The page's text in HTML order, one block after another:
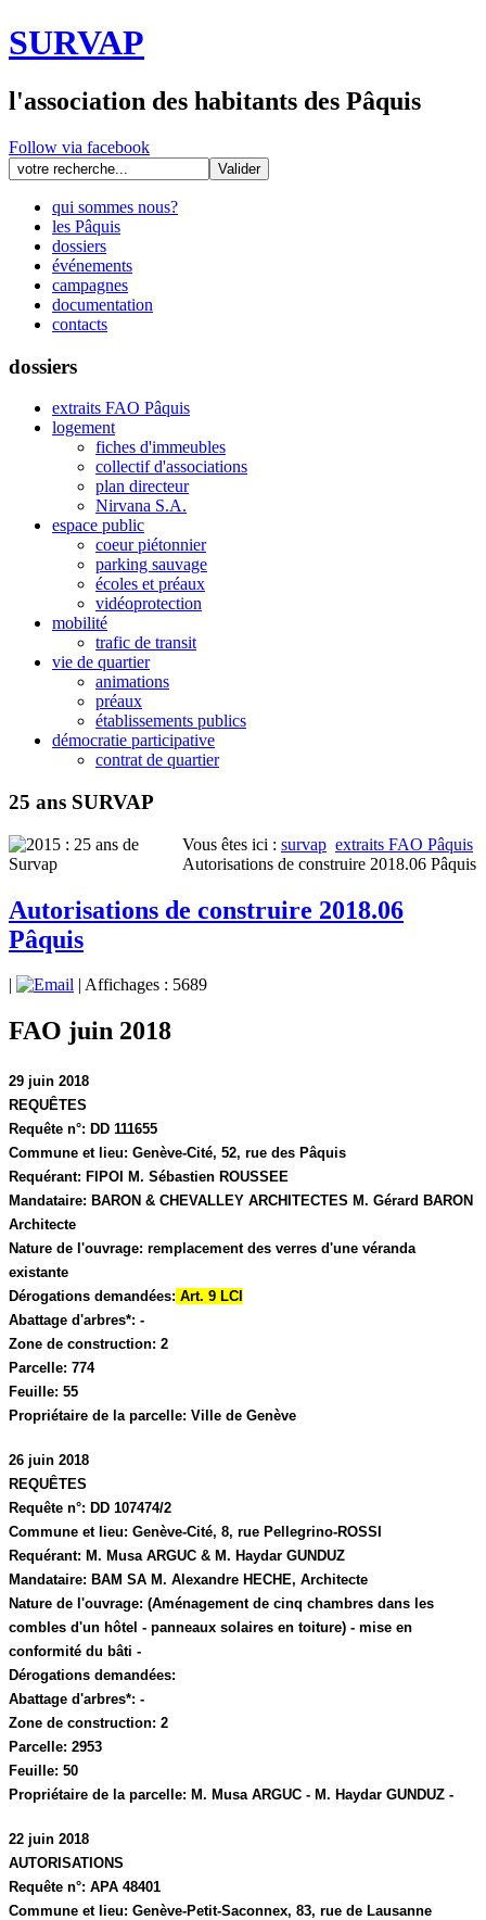
SURVAP
l'association des habitants des Pâquis
Follow via facebook
qui sommes nous?
les Pâquis
dossiers
événements
campagnes
documentation
contacts
dossiers
extraits FAO Pâquis
logement
fiches d'immeubles
collectif d'associations
plan directeur
Nirvana S.A.
espace public
coeur piétonnier
parking sauvage
écoles et préaux
vidéoprotection
mobilité
trafic de transit
vie de quartier
animations
préaux
établissements publics
démocratie participative
contrat de quartier
25 ans SURVAP
Vous êtes ici : survap extraits FAO Pâquis
Autorisations de construire 2018.06 Pâquis
Autorisations de construire 2018.06
Pâquis
| Affichages : 5689
FAO juin 2018
29 juin 2018
REQUÊTES
Requête n°: DD 111655
Commune et lieu: Genève-Cité, 52, rue des Pâquis
Requérant: FIPOI M. Sébastien ROUSSEE
Mandataire: BARON & CHEVALLEY ARCHITECTES M. Gérard BARON
Architecte
Nature de l'ouvrage: remplacement des verres d'une véranda
existante
Dérogations demandées: Art. 9 LCI
Abattage d'arbres*: -
Zone de construction: 2
Parcelle: 774
Feuille: 55
Propriétaire de la parcelle: Ville de Genève
26 juin 2018
REQUÊTES
Requête n°: DD 107474/2
Commune et lieu: Genève-Cité, 8, rue Pellegrino-ROSSI
Requérant: M. Musa ARGUC & M. Haydar GUNDUZ
Mandataire: BAM SA M. Alexandre HECHE, Architecte
Nature de l'ouvrage: (Aménagement de cinq chambres dans les
combles d'un hôtel - panneaux solaires en toiture) - mise en
conformité du bâti -
Dérogations demandées:
Abattage d'arbres*: -
Zone de construction: 2
Parcelle: 2953
Feuille: 50
Propriétaire de la parcelle: M. Musa ARGUC - M. Haydar GUNDUZ -
22 juin 2018
AUTORISATIONS
Requête n°: APA 48401
Commune et lieu: Genève-Petit-Saconnex, 83, rue de Lausanne